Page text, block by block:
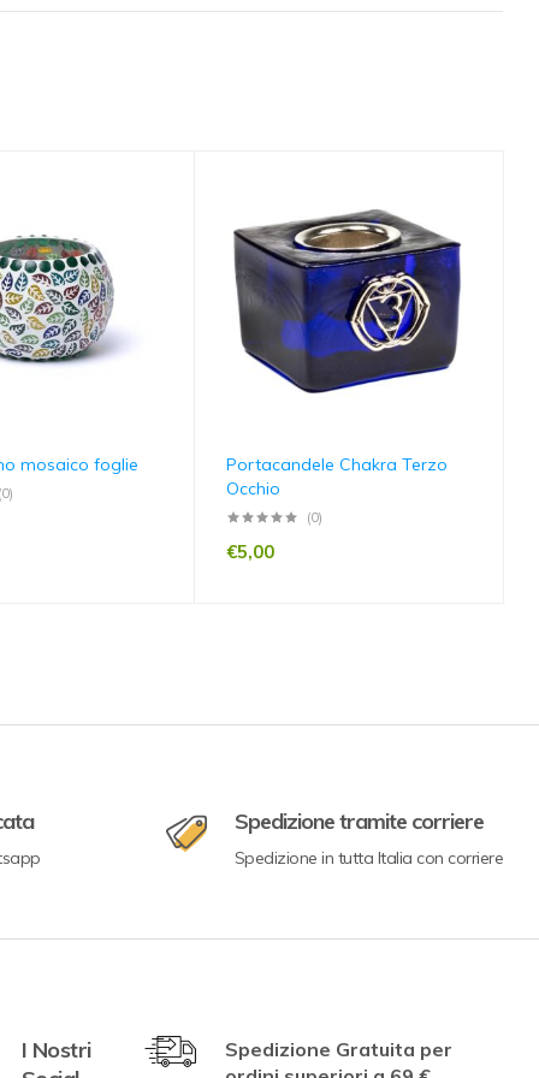
mosaico foglie
Portacandele Chakra Terzo
Occhio
(0)
€5,00
Spedizione tramite corriere
Spedizione in tutta Italia con corriere
I Nostri
Spedizione Gratuita per